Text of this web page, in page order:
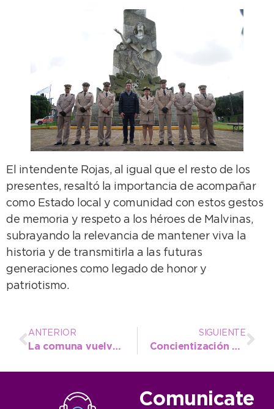
El intendente Rojas, al igual que el resto de los
presentes, resaltó la importancia de acompañar
como Estado local y comunidad con estos gestos
de memoria y respeto a los héroes de Malvinas,
subrayando la relevancia de mantener viva la
historia y de transmitirla a las futuras
generaciones como legado de honor y
patriotismo.
ANTERIOR
La comuna vuelve a brindar oportunidades para el productor local y los comerciantes con “El Mercado”
SIGUIENTE
Concientización en las aulas con una charla sobre residuos y medioambiente en la Técnica Nº 2
Comunicate